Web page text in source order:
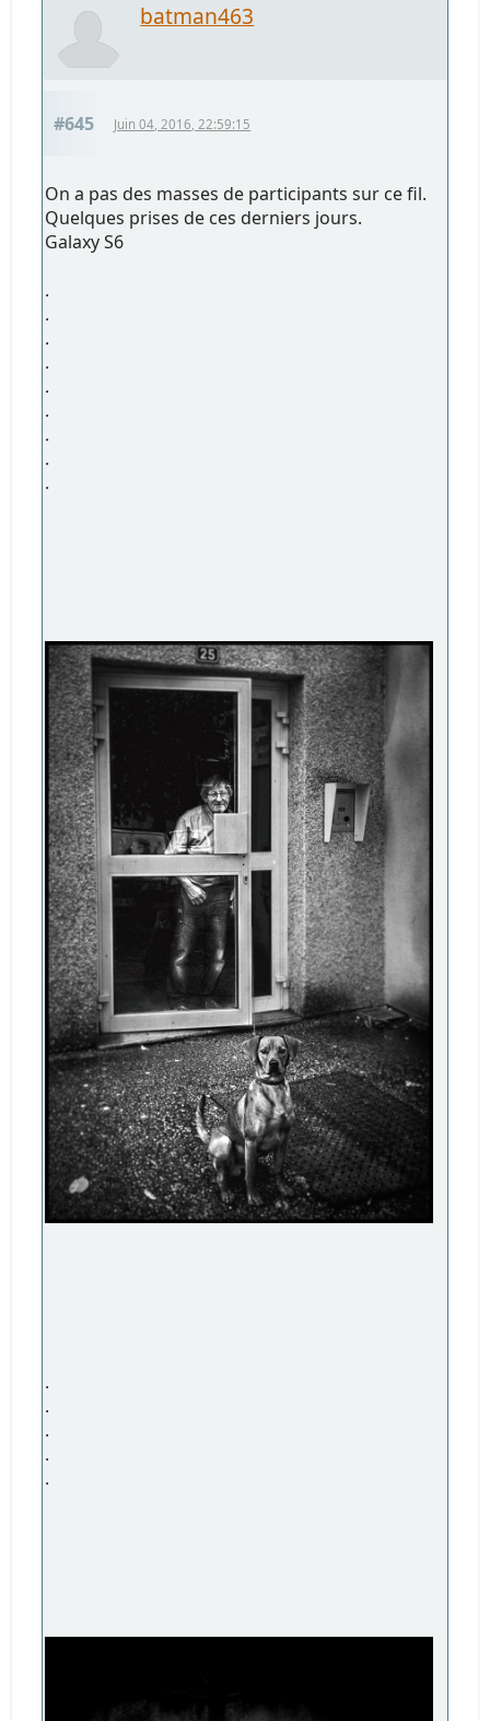
batman463
#645 Juin 04, 2016, 22:59:15
On a pas des masses de participants sur ce fil.
Quelques prises de ces derniers jours.
Galaxy S6
.
.
.
.
.
.
.
.
.
.
.
.
.
.